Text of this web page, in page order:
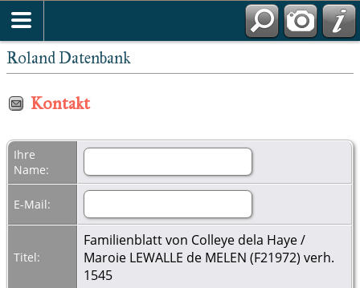
Roland Datenbank
Kontakt
Ihre
Name:
E-Mail:
Titel:
Familienblatt von Colleye dela Haye /
Maroie LEWALLE de MELEN (F21972) verh.
1545